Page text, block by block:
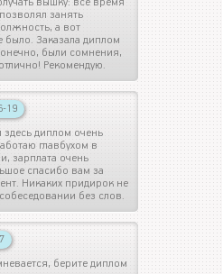
занять
а вот
было. Заказала диплом
были сомнения,
Рекомендую.
19
диплом очень
главбухом в
зарплата очень
спасибо вам за
Никаких придирок не
без слов.
берите диплом